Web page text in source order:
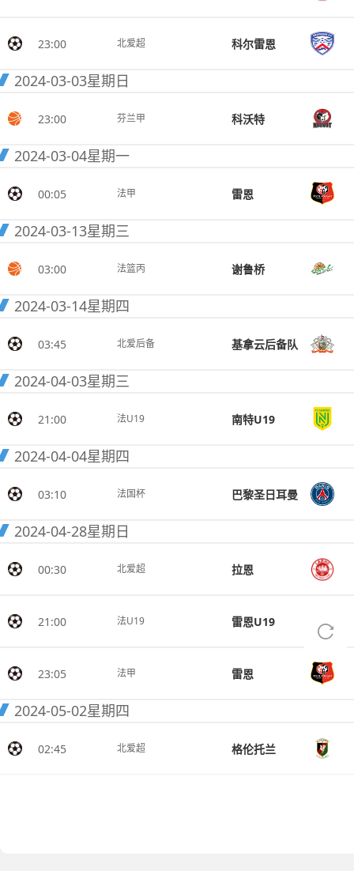
23:00 北爱超 科尔雷恩
2024-03-03星期日
23:00 芬兰甲 科沃特
2024-03-04星期一
00:05 法甲 雷恩
2024-03-13星期三
03:00 法篮丙 谢鲁桥
2024-03-14星期四
03:45 北爱后备 基拿云后备队
2024-04-03星期三
21:00 法U19 南特U19
2024-04-04星期四
03:10 法国杯 巴黎圣日耳曼
2024-04-28星期日
00:30 北爱超 拉恩
21:00 法U19 雷恩U19
23:05 法甲 雷恩
2024-05-02星期四
02:45 北爱超 格伦托兰